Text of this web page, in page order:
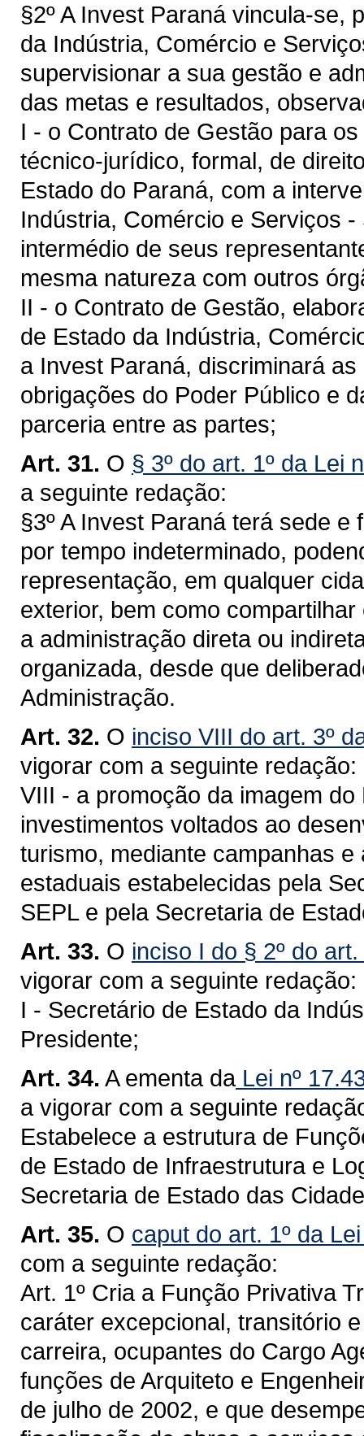
§2º A Invest Paraná vincula-se,
da Indústria, Comércio e
supervisionar a sua gestão e
das metas e resultados,
I - o Contrato de Gestão para
técnico-jurídico, formal, de
Estado do Paraná, com a
Indústria, Comércio e Serviços
intermédio de seus
mesma natureza com outros
II - o Contrato de Gestão,
de Estado da Indústria,
a Invest Paraná, discriminará
obrigações do Poder Público e
parceria entre as partes;
Art. 31. O § 3º do art. 1º da Lei
a seguinte redação:
§3º A Invest Paraná terá sede
por tempo indeterminado,
representação, em qualquer
exterior, bem como
a administração direta ou
organizada, desde que
Administração.
Art. 32. O inciso VIII do art. 3º
vigorar com a seguinte redação:
VIII - a promoção da imagem
investimentos voltados ao
turismo, mediante campanhas
estaduais estabelecidas pela
SEPL e pela Secretaria de
Art. 33. O inciso I do § 2º do
vigorar com a seguinte redação:
I - Secretário de Estado da
Presidente;
Art. 34. A ementa daLei nº
a vigorar com a seguinte
Estabelece a estrutura de
de Estado de Infraestrutura e
Secretaria de Estado das
Art. 35. O caput do art. 1º da
com a seguinte redação:
Art. 1º Cria a Função Privativa
caráter excepcional, transitório
carreira, ocupantes do Cargo
funções de Arquiteto e
de julho de 2002, e que